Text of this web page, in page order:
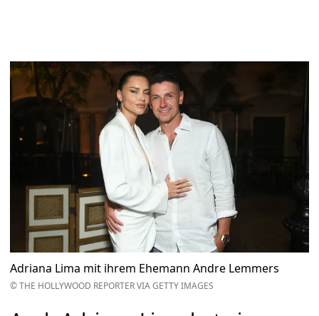
Adriana Lima mit ihrem Ehemann Andre Lemmers
© THE HOLLYWOOD REPORTER VIA GETTY IMAGES